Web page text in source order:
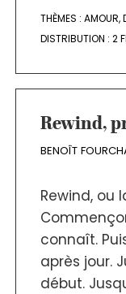
THÈMES : AMOUR,
DISTRIBUTION : 2
Rewind,
BENOÎT
Rewind, ou
connaît.
après jour.
début.